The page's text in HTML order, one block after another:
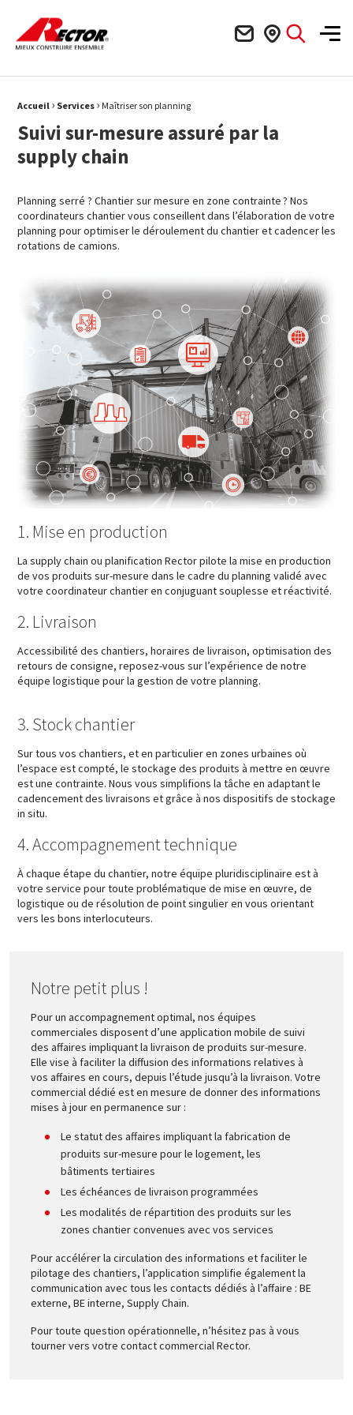
Rector Mieux construire ensemble
Fil d'Ariane :
Accueil › Services › Maîtriser son planning
Suivi sur-mesure assuré par la
supply chain
Planning serré ? Chantier sur mesure en zone contrainte ? Nos
coordinateurs chantier vous conseillent dans l’élaboration de votre
planning pour optimiser le déroulement du chantier et cadencer les
rotations de camions.
1. Mise en production
La supply chain ou planification Rector pilote la mise en production
de vos produits sur-mesure dans le cadre du planning validé avec
votre coordinateur chantier en conjuguant souplesse et réactivité.
2. Livraison
Accessibilité des chantiers, horaires de livraison, optimisation des
retours de consigne, reposez-vous sur l’expérience de notre
équipe logistique pour la gestion de votre planning.
3. Stock chantier
Sur tous vos chantiers, et en particulier en zones urbaines où
l’espace est compté, le stockage des produits à mettre en œuvre
est une contrainte. Nous vous simplifions la tâche en adaptant le
cadencement des livraisons et grâce à nos dispositifs de stockage
in situ.
4. Accompagnement technique
À chaque étape du chantier, notre équipe pluridisciplinaire est à
votre service pour toute problématique de mise en œuvre, de
logistique ou de résolution de point singulier en vous orientant
vers les bons interlocuteurs.
Notre petit plus !
Pour un accompagnement optimal, nos équipes
commerciales disposent d’une application mobile de suivi
des affaires impliquant la livraison de produits sur-mesure.
Elle vise à faciliter la diffusion des informations relatives à
vos affaires en cours, depuis l’étude jusqu’à la livraison. Votre
commercial dédié est en mesure de donner des informations
mises à jour en permanence sur :
Le statut des affaires impliquant la fabrication de
produits sur-mesure pour le logement, les
bâtiments tertiaires
Les échéances de livraison programmées
Les modalités de répartition des produits sur les
zones chantier convenues avec vos services
Pour accélérer la circulation des informations et faciliter le
pilotage des chantiers, l’application simplifie également la
communication avec tous les contacts dédiés à l’affaire : BE
externe, BE interne, Supply Chain.
Pour toute question opérationnelle, n’hésitez pas à vous
tourner vers votre contact commercial Rector.